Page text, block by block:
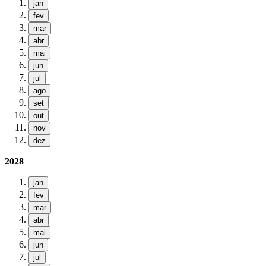
jan
fev
mar
abr
mai
jun
jul
ago
set
out
nov
dez
2028
jan
fev
mar
abr
mai
jun
jul